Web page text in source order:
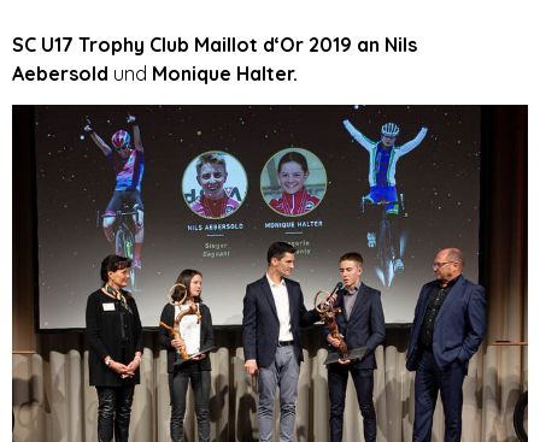
SC U17 Trophy Club Maillot d‘Or 2019 an Nils
Aebersold und Monique Halter.